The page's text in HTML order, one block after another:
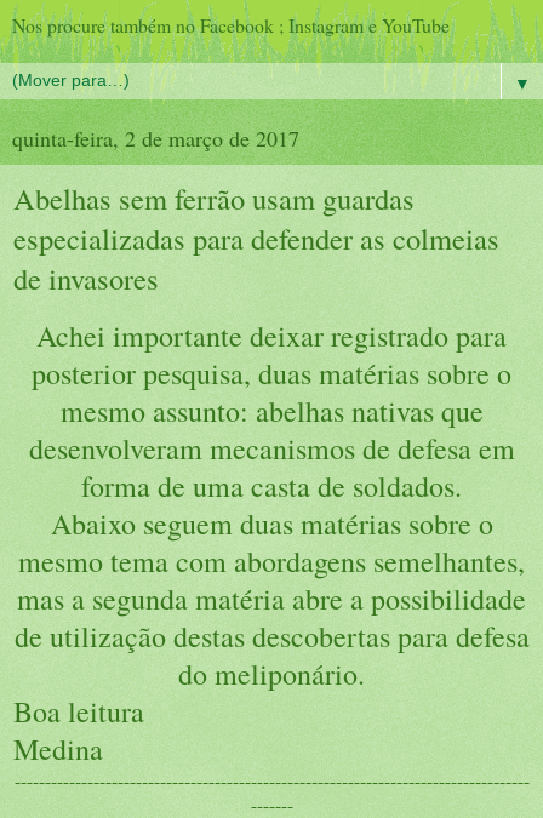
Nos procure também no Facebook ; Instagram e YouTube
▼
quinta-feira, 2 de março de 2017
Abelhas sem ferrão usam guardas
especializadas para defender as colmeias
de invasores
Achei importante deixar registrado para
posterior pesquisa, duas matérias sobre o
mesmo assunto: abelhas nativas que
desenvolveram mecanismos de defesa em
forma de uma casta de soldados.
Abaixo seguem duas matérias sobre o
mesmo tema com abordagens semelhantes,
mas a segunda matéria abre a possibilidade
de utilização destas descobertas para defesa
do meliponário.
Boa leitura
Medina
-------------------------------------------------------------------------------------
-------